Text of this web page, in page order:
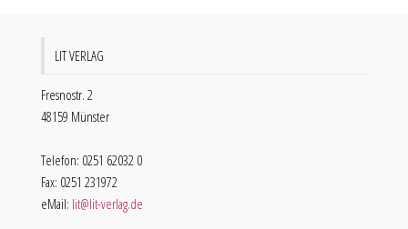
LIT VERLAG
Fresnostr. 2
48159 Münster
Telefon: 0251 62032 0
Fax: 0251 231972
eMail: lit@lit-verlag.de